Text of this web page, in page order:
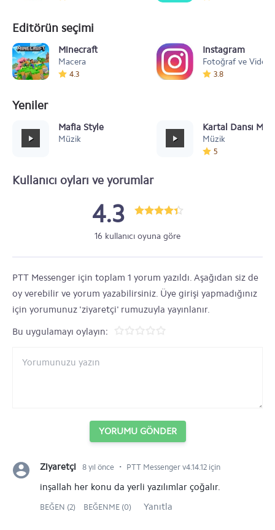
Editörün seçimi
Minecraft
Macera
4.3
Instagram
Fotoğraf ve Video
3.8
Yeniler
Mafia Style
Müzik
Kartal Dansı
Müzik
5
Kullanıcı oyları ve yorumlar
4.3
16 kullanıcı oyuna göre
PTT Messenger için toplam 1 yorum yazıldı. Aşağıdan siz de
oy verebilir ve yorum yazabilirsiniz. Üye girişi yapmadığınız
için yorumunuz 'ziyaretçi' rumuzuyla yayınlanır.
Bu uygulamayı oylayın:
YORUMU GÖNDER
Ziyaretçi 8 yıl önce ⋅ PTT Messenger v4.14.12 için
inşallah her konu da yerli yazılımlar çoğalır.
BEĞEN (2) BEĞENME (0) Yanıtla